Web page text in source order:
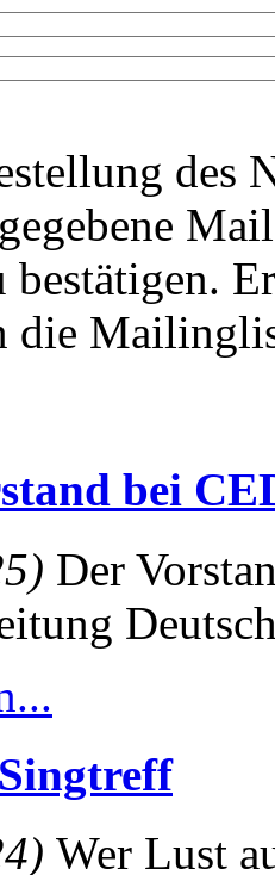
des
bestätigen.
die
bei
Der
Wer Lust